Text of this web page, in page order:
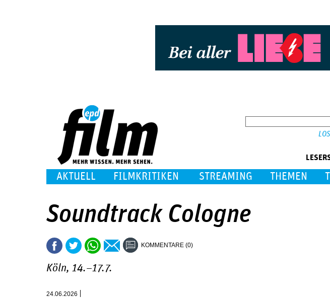
AKTUELL FILMKRITIKEN STREAMING THEMEN
Soundtrack Cologne
KOMMENTARE (0)
Köln, 14.–17.7.
24.06.2026